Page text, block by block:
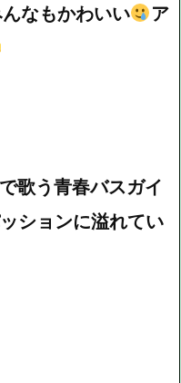
なもかわいい
ア
歌う青春バスガイ
ションに溢れてい